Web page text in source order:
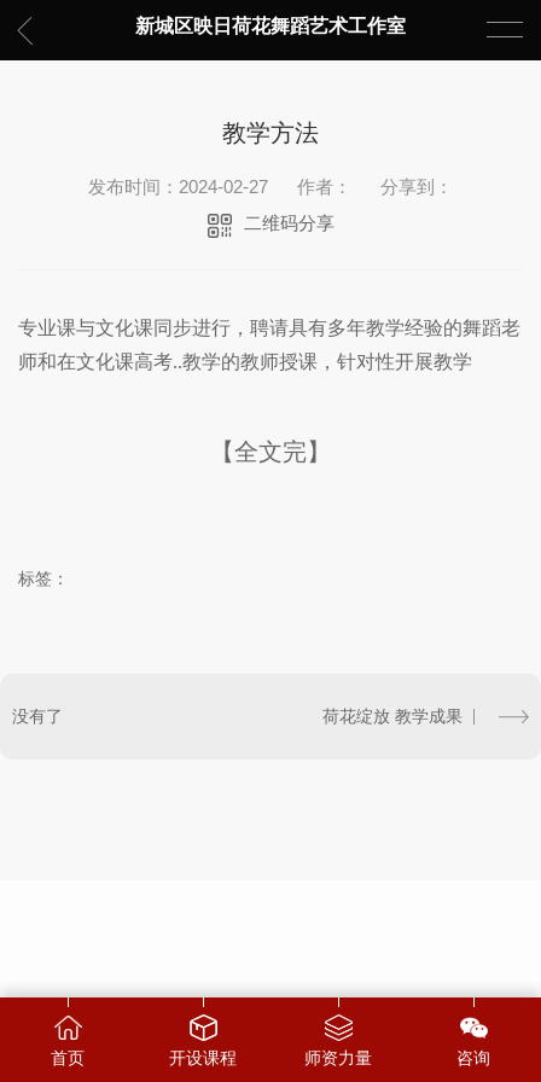
新城区映日荷花舞蹈艺术工作室
教学方法
发布时间：2024-02-27 作者：
分享到：
二维码分享
专业课与文化课同步进行，聘请具有多年教学经验的舞蹈老
师和在文化课高考..教学的教师授课，针对性开展教学
【全文完】
标签：
没有了 荷花绽放 教学成果
首页 开设课程 师资力量 咨询